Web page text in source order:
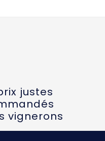
justes
vignerons